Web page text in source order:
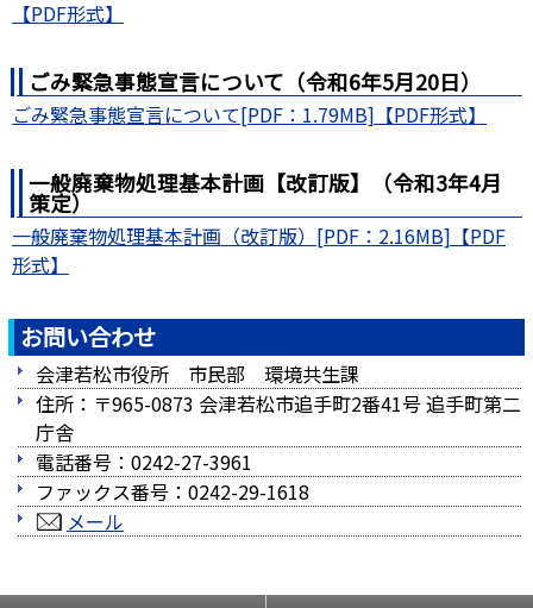
ごみ緊急事態宣言について（令和6年5月20日）
ごみ緊急事態宣言について[PDF：1.79MB]
一般廃棄物処理基本計画【改訂版】（令和3年4月
策定）
一般廃棄物処理基本計画（改訂版）[PDF：2.16MB]
お問い合わせ
会津若松市役所 市民部 環境共生課
住所：〒965-0873 会津若松市追手町2番41号 追手町第二
庁舎
電話番号：0242-27-3961
ファックス番号：0242-29-1618
メール